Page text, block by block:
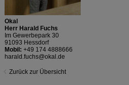
Okal
Herr Harald Fuchs
Im Gewerbepark 30
91093 Hessdorf
Mobil: +49 174 4888666
harald.fuchs@okal.de
Zurück zur Übersicht